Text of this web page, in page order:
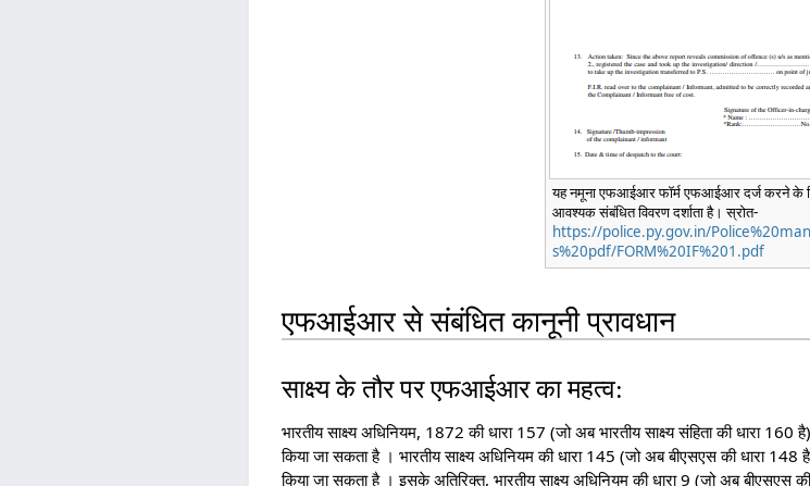
यह नमूना एफआईआर फॉर्म एफआईआर दर्ज करने के
आवश्यक संबंधित विवरण दर्शाता है। स्रोत-
https://police.py.gov.in/
s%20pdf/FORM%20IF%201.pdf
एफआईआर से संबंधित कानूनी प्रावधान
साक्ष्य के तौर पर एफआईआर का महत्व:
भारतीय साक्ष्य अधिनियम, 1872 की धारा 157 (जो अब भारतीय साक्ष्य संहिता की धारा
किया जा सकता है । भारतीय साक्ष्य अधिनियम की धारा 145 (जो अब बीएसएस की धारा
किया जा सकता है । इसके अतिरिक्त, भारतीय साक्ष्य अधिनियम की धारा 9 (जो अब